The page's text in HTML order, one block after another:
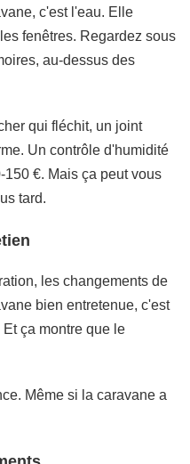
c'est l'eau. Elle
fenêtres. Regardez sous
au-dessus des
qui fléchit, un joint
Un contrôle d'humidité
€. Mais ça peut vous
tard.
les changements de
bien entretenue, c'est
ça montre que le
Même si la caravane a